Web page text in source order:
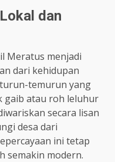
dan
Meratus menjadi
dari kehidupan
temurun yang
gaib atau roh leluhur
secara lisan
desa dari
ini tetap
semakin modern.